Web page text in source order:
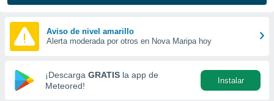
las
y
forma
digital
basada
Aviso de nivel amarillo
Alerta moderada por otros en Nova Maripa hoy
¡Descarga GRATIS la app de
Meteored!
Instalar